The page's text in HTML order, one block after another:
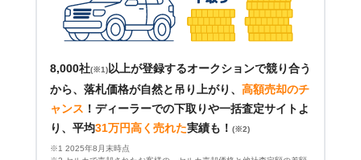
8,000社(※1) 以上が登録するオークションで競り合う
から、落札価格が自然と吊り上がり、 高額売却のチ
ャンス ！ ディーラーでの下取りや一括査定サイトよ
り、平均31万円高く売れた実績も！ (※2)
※1 2025年8月末時点